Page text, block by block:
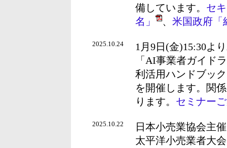
備しています。 セ
名」
、 米国政府「
2025.10.24
1月9日(金)15:30よ
「AI事業者ガイド
利活用ハンドブッ
を開催します。関
ります。 セミナー
2025.10.22
日本小売業協会主
太平洋小売業者大